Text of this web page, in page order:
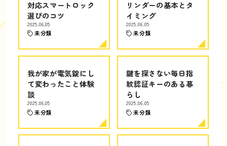
対応スマートロック
選びのコツ
2025.06.05
未分類
リンダーの基本とタ
イミング
2025.06.05
未分類
我が家が電気錠にし
て変わったこと体験
談
2025.06.05
未分類
鍵を探さない毎日指
紋認証キーのある暮
らし
2025.06.05
未分類